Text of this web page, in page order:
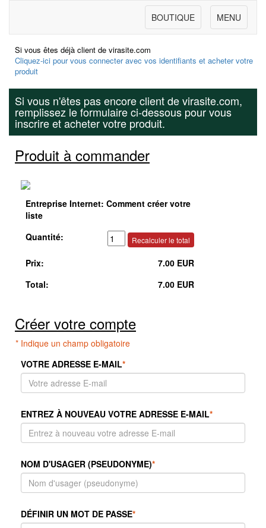
MENU
BOUTIQUE
Si vous êtes déjà client de virasite.com
Cliquez-ici pour vous connecter avec vos identifiants et acheter votre
produit
Si vous n'êtes pas encore client de virasite.com,
remplissez le formulaire ci-dessous pour vous
inscrire et acheter votre produit.
Produit à commander
Entreprise Internet: Comment créer votre
liste
Quantité:
Prix:
7.00 EUR
Total:
7.00 EUR
Créer votre compte
* Indique un champ obligatoire
VOTRE ADRESSE E-MAIL*
ENTREZ À NOUVEAU VOTRE ADRESSE E-MAIL*
NOM D'USAGER (PSEUDONYME)*
DÉFINIR UN MOT DE PASSE*